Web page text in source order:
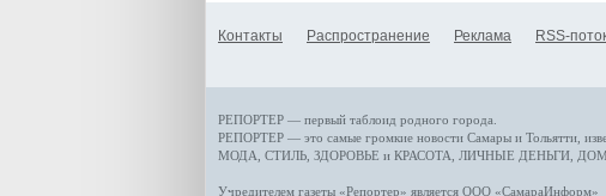
Контакты Распространение Реклама RSS-
РЕПОРТЕР — первый таблоид родного города.
РЕПОРТЕР — это самые громкие новости Самары и Тольятти,
МОДА, СТИЛЬ ЗДОРОВЬЕ и КРАСОТА ЛИЧНЫЕ ДЕНЬГИ
Учредителем газеты «Репортер» является ООО «СамараИнформ»